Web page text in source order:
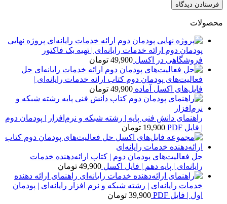
محصولات
پروژه نهایی
پودمان دوم ارائه خدمات رایانه‌ای | تهیه یک فاکتور
فروشگاهی در اکسل 49,900 تومان
حل
فعالیت‌های پودمان دوم کتاب ارائه خدمات رایانه‌ای |
فایل‌های اکسل آماده 49,900 تومان
راهنمای دانش فنی پایه | رشته شبکه و نرم‌افزار | پودمان دوم
| فایل PDF
19,900 تومان
حل فعالیت‌های پودمان دوم | کتاب ارائه‌دهنده خدمات
رایانه‌ای | پایه دهم | فایل اکسل 49,900 تومان
راهنمای ارائه دهنده
خدمات رایانه‌ای | رشته شبکه و نرم افزار رایانه‌ای | پودمان
اول | فایل PDF
39,900 تومان